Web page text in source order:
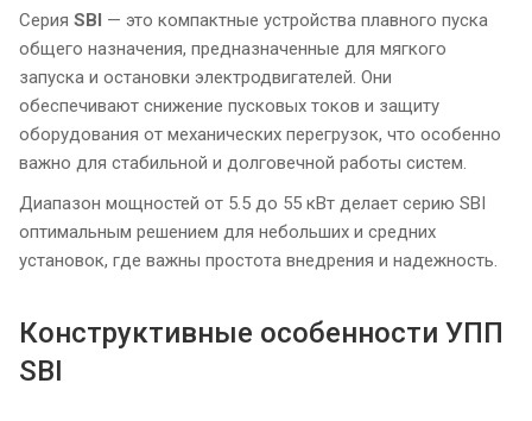
Серия SBI — это компактные устройства плавного пуска
общего назначения, предназначенные для мягкого
запуска и остановки электродвигателей. Они
обеспечивают снижение пусковых токов и защиту
оборудования от механических перегрузок, что особенно
важно для стабильной и долговечной работы систем.
Диапазон мощностей от 5.5 до 55 кВт делает серию SBI
оптимальным решением для небольших и средних
установок, где важны простота внедрения и надежность.
Конструктивные особенности УПП
SBI